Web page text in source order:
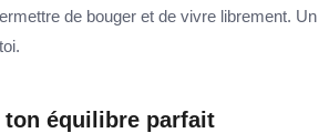
de bouger et de vivre librement. Un
équilibre parfait